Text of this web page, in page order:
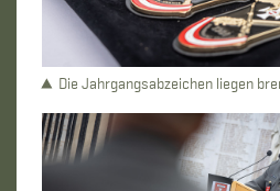
Die Jahrgangsabzeichen liegen